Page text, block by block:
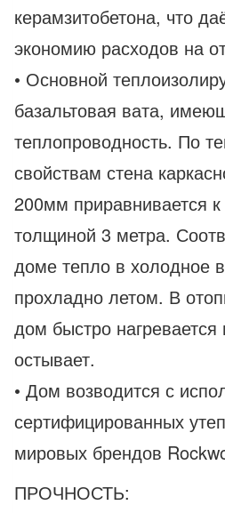
керамзитобетона, что
экономию расходов на
• Основной
базальтовая вата,
теплопроводность. По
свойствам стена
200мм приравнивается к
толщиной 3 метра.
доме тепло в холодное
прохладно летом. В
дом быстро
остывает.
• Дом возводится с
сертифицированных
мировых брендов
ПРОЧНОСТЬ: